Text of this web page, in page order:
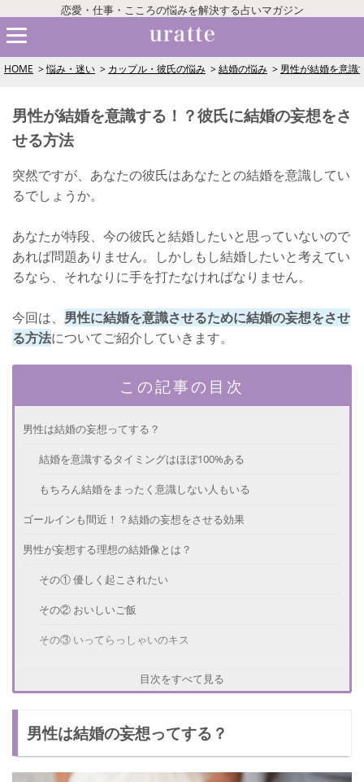
恋愛・仕事・こころの悩みを解決する占いマガジン
HOME 悩み・迷い カップル・彼氏の悩み 結婚の悩み 男性が結婚を意識
男性が結婚を意識する！？彼氏に結婚の妄想をさ
せる方法
突然ですが、あなたの彼氏はあなたとの結婚を意識してい
るでしょうか。
あなたが特段、今の彼氏と結婚したいと思っていないので
あれば問題ありません。しかしもし結婚したいと考えてい
るなら、それなりに手を打たなければなりません。
今回は、 男性に結婚を意識させるために結婚の妄想をさせ
る方法についてご紹介していきます。
この記事の目次
男性は結婚の妄想ってする？
結婚を意識するタイミングはほぼ100%ある
もちろん結婚をまったく意識しない人もいる
ゴールインも間近！？結婚の妄想をさせる効果
男性が妄想する理想の結婚像とは？
その① 優しく起こされたい
その② おいしいご飯
その③ いってらっしゃいのキス
目次をすべて見る
男性は結婚の妄想ってする？